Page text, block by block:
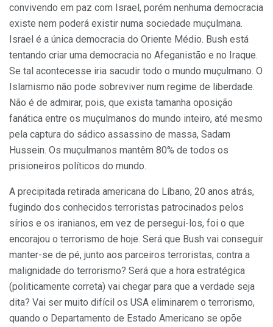
convivendo em paz com Israel, porém nenhuma democracia
existe nem poderá existir numa sociedade muçulmana.
Israel é a única democracia do Oriente Médio. Bush está
tentando criar uma democracia no Afeganistão e no Iraque.
Se tal acontecesse iria sacudir todo o mundo muçulmano. O
Islamismo não pode sobreviver num regime de liberdade.
Não é de admirar, pois, que exista tamanha oposição
fanática entre os muçulmanos do mundo inteiro, até mesmo
pela captura do sádico assassino de massa, Sadam
Hussein. Os muçulmanos mantêm 80% de todos os
prisioneiros políticos do mundo.
A precipitada retirada americana do Líbano, 20 anos atrás,
fugindo dos conhecidos terroristas patrocinados pelos
sírios e os iranianos, em vez de persegui-los, foi o que
encorajou o terrorismo de hoje. Será que Bush vai conseguir
manter-se de pé, junto aos parceiros terroristas, contra a
malignidade do terrorismo? Será que a hora estratégica
(politicamente correta) vai chegar para que a verdade seja
dita? Vai ser muito difícil os USA eliminarem o terrorismo,
quando o Departamento de Estado Americano se opõe